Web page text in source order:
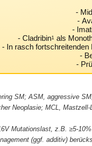
-
-
-
- Cladribin1 als
- In rasch fortschreitenden
-
-
SM; ASM, aggressive
Neoplasie; MCL, Mastzell-
Mutationslast, z.B. ≥5-
(ggf. additiv)